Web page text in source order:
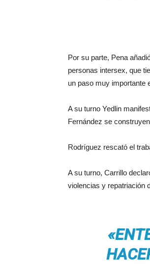
Por su parte, Pena
personas intersex, que
un paso muy importante
A su turno Yedlin
Fernández se
Rodríguez rescató el
A su turno, Carrillo
violencias y repatriación